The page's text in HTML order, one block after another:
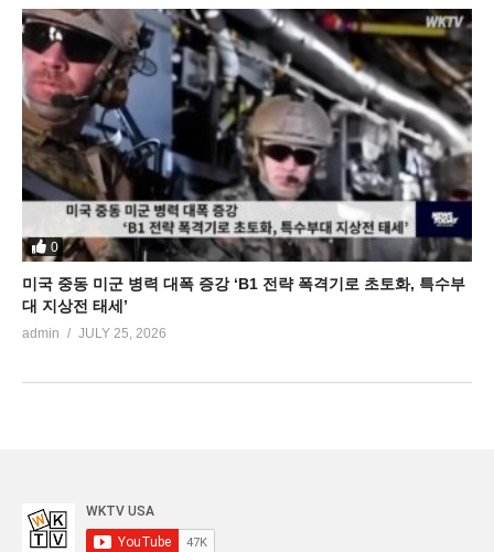
0
미국 중동 미군 병력 대폭 증강 ‘B1 전략 폭격기로 초토화, 특수부
대 지상전 태세’
admin JULY 25, 2026